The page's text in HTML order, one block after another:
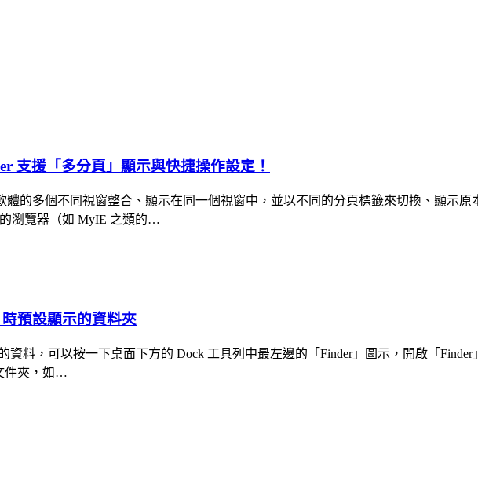
支援「多分頁」顯示與快捷操作設定！
體的多個不同視窗整合、顯示在同一個視窗中，並以不同的分頁標籤來切換、顯示
瀏覽器（如 MyIE 之類的…
預設顯示的資料夾
資料，可以按一下桌面下方的 Dock 工具列中最左邊的「Finder」圖示，開啟「
件夾，如…